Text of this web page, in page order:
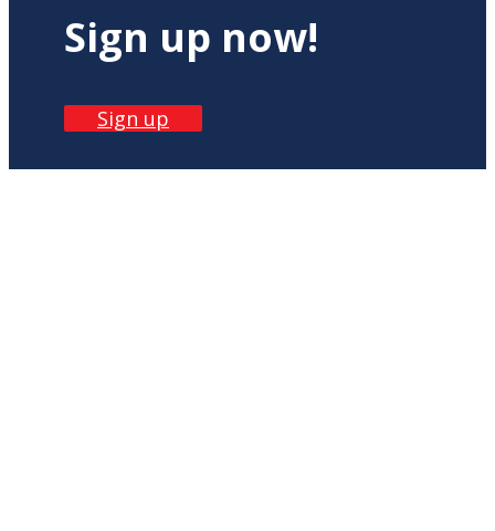
Sign up now!
Sign up